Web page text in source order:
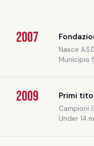
2007
Nasce
Municipio
2009 Primi
Campioni
Under 14